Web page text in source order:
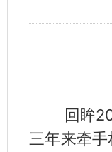
回眸
三年来牵